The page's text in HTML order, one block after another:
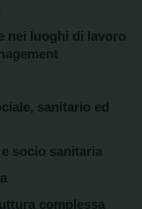
nei luoghi di lavoro
sanitario ed
socio sanitaria
complessa